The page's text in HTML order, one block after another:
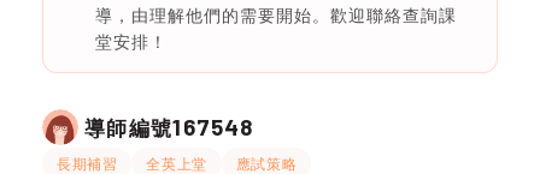
導，由理解他們的需要開始。歡迎聯絡查詢課
堂安排！
導師編號167548
長期補習 全英上堂 應試策略